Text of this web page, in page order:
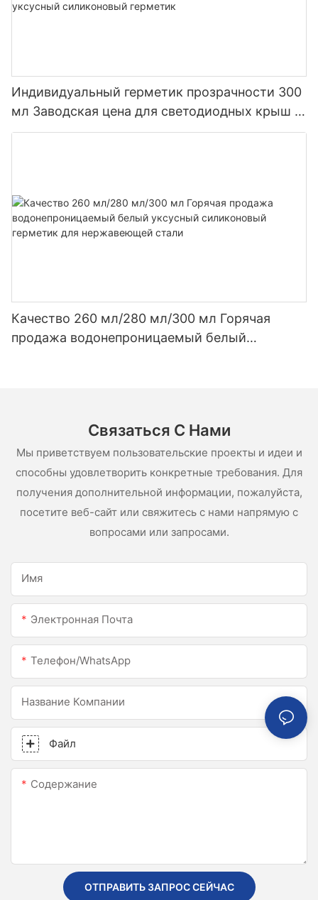
Индивидуальный герметик прозрачности 300
мл Заводская цена для светодиодных крыш и
желобов уксусный силиконовый герметик
Качество 260 мл/280 мл/300 мл Горячая
продажа водонепроницаемый белый
Связаться С Нами
Мы приветствуем пользовательские проекты и идеи и
способны удовлетворить конкретные требования. Для
получения дополнительной информации, пожалуйста,
посетите веб-сайт или свяжитесь с нами напрямую с
вопросами или запросами.
Имя
Электронная Почта
Телефон/WhatsApp
Название Компании
Файл
Содержание
ОТПРАВИТЬ ЗАПРОС СЕЙЧАС